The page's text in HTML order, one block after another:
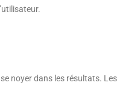
noyer dans les résultats. Les